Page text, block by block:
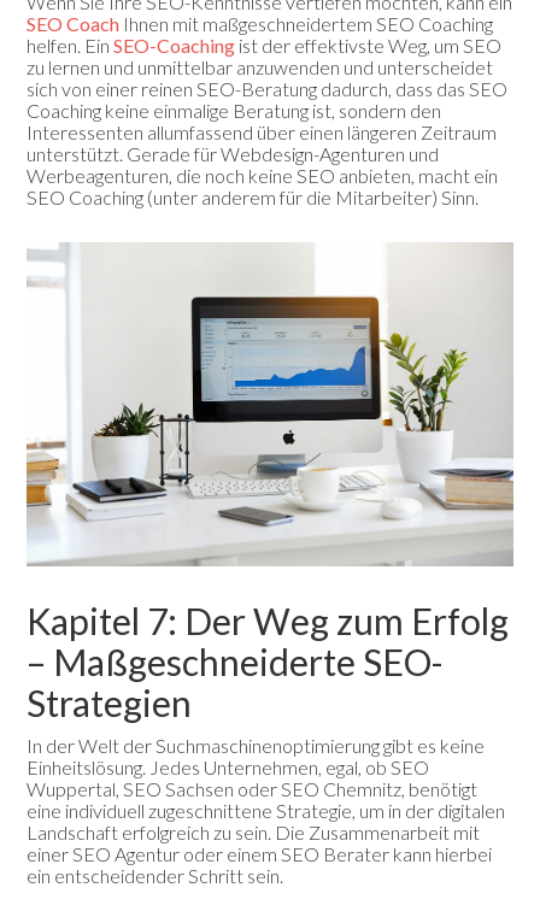
SEO Coach Ihnen mit maßgeschneidertem SEO Coaching
helfen. EinSEO-Coaching ist der effektivste Weg, um SEO
zu lernen und unmittelbar anzuwenden und unterscheidet
sich von einer reinen SEO-Beratung dadurch, dass das SEO
Coaching keine einmalige Beratung ist, sondern den
Interessenten allumfassend über einen längeren Zeitraum
unterstützt. Gerade für Webdesign-Agenturen und
Werbeagenturen, die noch keine SEO anbieten, macht ein
SEO Coaching (unter anderem für die Mitarbeiter) Sinn.
Kapitel 7: Der Weg zum Erfolg
– Maßgeschneiderte SEO-
Strategien
In der Welt der Suchmaschinenoptimierung gibt es keine
Einheitslösung. Jedes Unternehmen, egal, ob SEO
Wuppertal, SEO Sachsen oder SEO Chemnitz, benötigt
eine individuell zugeschnittene Strategie, um in der digitalen
Landschaft erfolgreich zu sein. Die Zusammenarbeit mit
einer SEO Agentur oder einem SEO Berater kann hierbei
ein entscheidender Schritt sein.